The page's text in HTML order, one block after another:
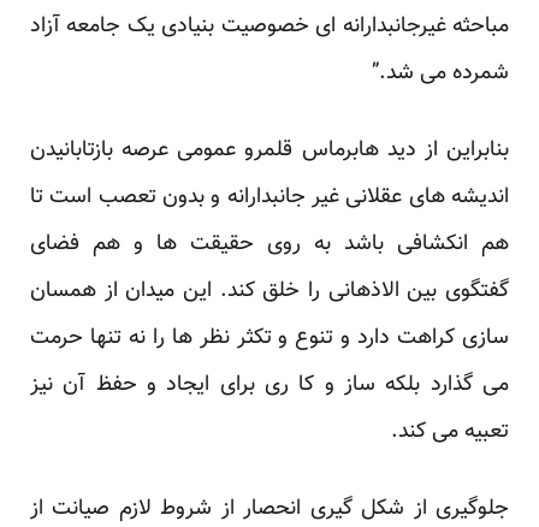
مباحثه غیرجانبدارانه ای خصوصیت بنیادی یک جامعه آزاد
شمرده می شد.”
بنابراین از دید هابرماس قلمرو عمومی عرصه بازتابانیدن
اندیشه های عقلانی غیر جانبدارانه و بدون تعصب است تا
هم انکشافی باشد به روی حقیقت ها و هم فضای
گفتگوی بین الاذهانی را خلق کند. این میدان از همسان
سازی کراهت دارد و تنوع و تکثر نظر ها را نه تنها حرمت
می گذارد بلکه ساز و کا ری برای ایجاد و حفظ آن نیز
تعبیه می کند.
جلوگیری از شکل گیری انحصار از شروط لازم صیانت از